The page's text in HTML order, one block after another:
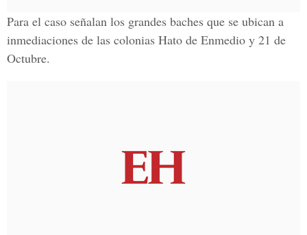
Para el caso señalan los grandes baches que se ubican a
inmediaciones de las colonias Hato de Enmedio y 21 de
Octubre.